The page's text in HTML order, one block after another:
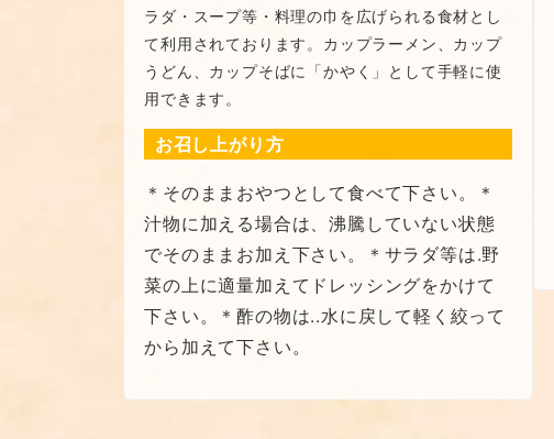
ラダ・スープ等・料理の巾を広げられる食材とし
て利用されております。カップラーメン、カップ
うどん、カップそばに「かやく」として手軽に使
用できます。
お召し上がり方
＊そのままおやつとして食べて下さい。＊
汁物に加える場合は、沸騰していない状態
でそのままお加え下さい。＊サラダ等は.野
菜の上に適量加えてドレッシングをかけて
下さい。＊酢の物は..水に戻して軽く絞って
から加えて下さい。